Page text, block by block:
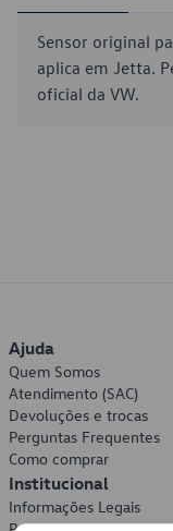
Sensor original
aplica em Jetta.
oficial da VW.
Ajuda
Quem Somos
Atendimento (SAC)
Devoluções e trocas
Perguntas Frequentes
Como comprar
Institucional
Informações Legais